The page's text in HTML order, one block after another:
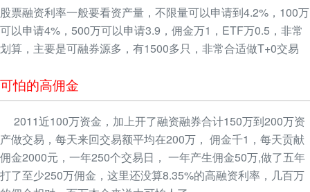
股票融资利率一般要看资产量，不限量可以申请到4.2%，100万
可以申请4%，500万可以申请3.9，佣金万1，ETF万0.5，非常
划算，主要是可融券源多，有1500多只，非常合适做T+0交易
可怕的高佣金
2011近100万资金，加上开了融资融券合计150万到200万资
产做交易，每天来回交易额平均在200万， 佣金千1，每天贡献
佣金2000元，一年250个交易日， 一年产生佣金50万,做了五年
打了至少250万佣金，这里还没算8.35%的高融资利率，几百万